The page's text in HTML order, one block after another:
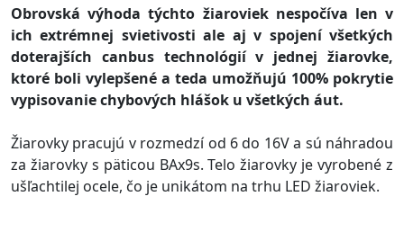
Obrovská výhoda týchto žiaroviek nespočíva len v
ich extrémnej svietivosti ale aj v spojení všetkých
doterajších canbus technológií v jednej žiarovke,
ktoré boli vylepšené a teda umožňujú 100% pokrytie
vypisovanie chybových hlášok u všetkých áut.
Žiarovky pracujú v rozmedzí od 6 do 16V a sú náhradou
za žiarovky s päticou BAx9s. Telo žiarovky je vyrobené z
ušľachtilej ocele, čo je unikátom na trhu LED žiaroviek.